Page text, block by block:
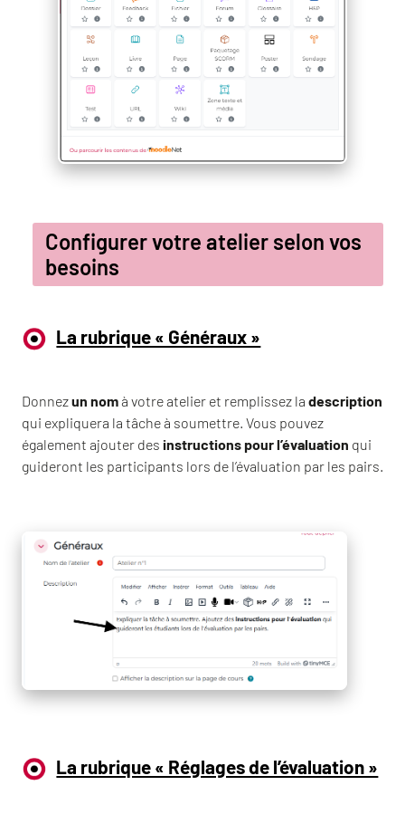
Configurer votre atelier selon vos
besoins
La rubrique « Généraux »
Donnezun nomà votre atelier et remplissez la description
qui expliquera la tâche à soumettre. Vous pouvez
également ajouter des instructions pour l’évaluation qui
guideront les participants lors de l’évaluation par les pairs.
La rubrique « Réglages de l’évaluation »